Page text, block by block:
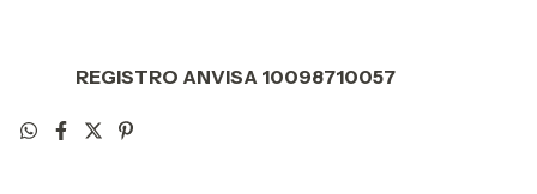
REGISTRO ANVISA 10098710057